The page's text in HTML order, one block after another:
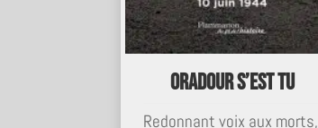
Oradour s’est tu
Redonnant voix aux morts,